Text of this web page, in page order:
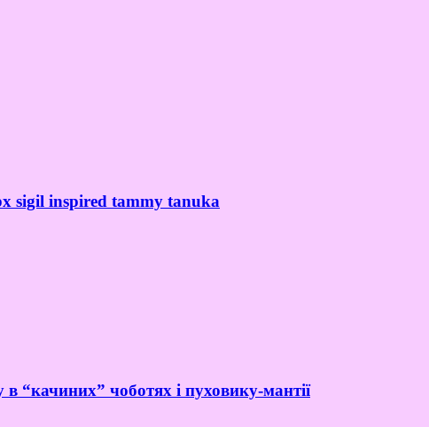
sigil inspired tammy tanuka
“качиних” чоботях і пуховику-мантії